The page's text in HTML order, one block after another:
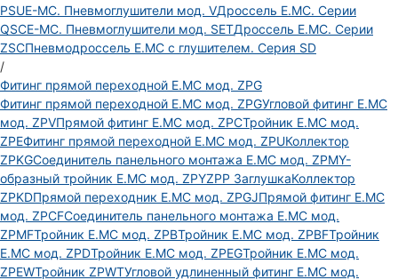
PSUE-MC. Пневмоглушители мод. VДроссель E.MC. Серии
QSCE-MC. Пневмоглушители мод. SETДроссель E.MC. Серии
ZSCПневмодроссель E.MC с глушителем. Серия SD
/
Фитинг прямой переходной E.MC мод. ZPG
Фитинг прямой переходной E.MC мод. ZPGУгловой фитинг E.MC
мод. ZPVПрямой фитинг E.MC мод. ZPCТройник E.MC мод.
ZPEФитинг прямой переходной E.MC мод. ZPUКоллектор
ZPKGСоединитель панельного монтажа E.MC мод. ZPMY-
образный тройник E.MC мод. ZPYZPP ЗаглушкаКоллектор
ZPKDПрямой переходник E.MC мод. ZPGJПрямой фитинг E.MC
мод. ZPCFСоединитель панельного монтажа E.MC мод.
ZPMFТройник E.MC мод. ZPBТройник E.MC мод. ZPBFТройник
E.MC мод. ZPDТройник E.MC мод. ZPEGТройник E.MC мод.
ZPEWТройник ZPWTУгловой удлиненный фитинг E.MC мод.